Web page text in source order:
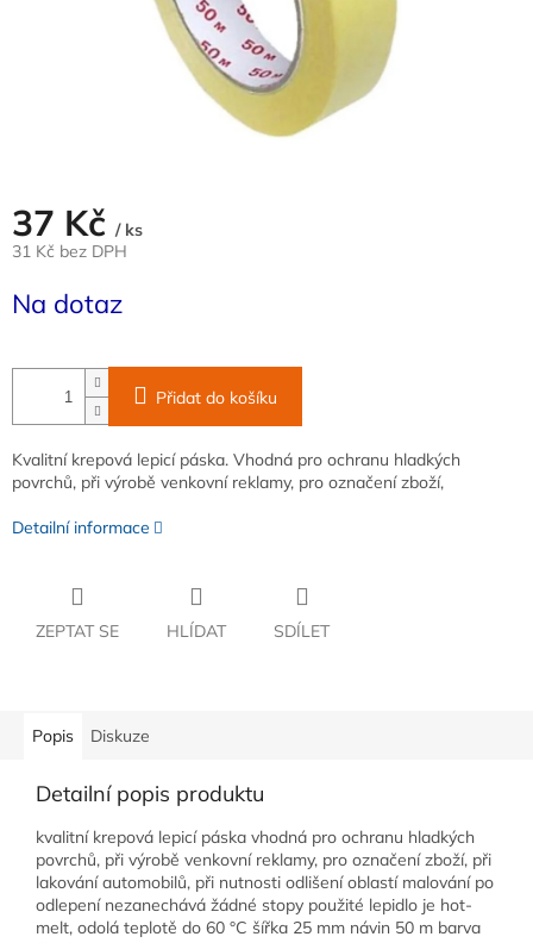
37 Kč / ks
31 Kč bez DPH
cena:
Na dotaz
Přidat do košíku
Kvalitní krepová lepicí páska. Vhodná pro ochranu hladkých
povrchů, při výrobě venkovní reklamy, pro označení zboží,
Detailní informace
ZEPTAT SE HLÍDAT SDÍLET
Popis Diskuze
Detailní popis produktu
kvalitní krepová lepicí páska vhodná pro ochranu hladkých
povrchů, při výrobě venkovní reklamy, pro označení zboží, při
lakování automobilů, při nutnosti odlišení oblastí malování po
odlepení nezanechává žádné stopy použité lepidlo je hot-
melt, odolá teplotě do 60 °C šířka 25 mm návin 50 m barva